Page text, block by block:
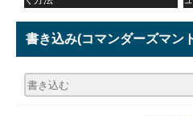
書き込み(コマンダーズマン